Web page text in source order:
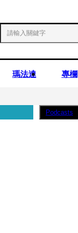
瑪法達 專欄
Podcasts